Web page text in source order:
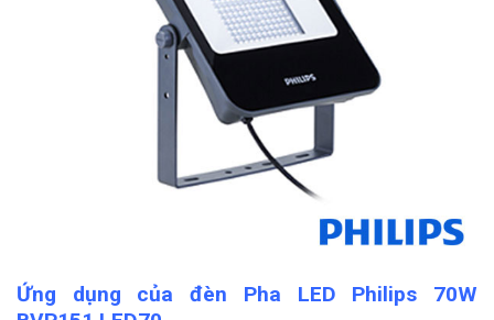
Ứng dụng của đèn Pha LED Philips 70W